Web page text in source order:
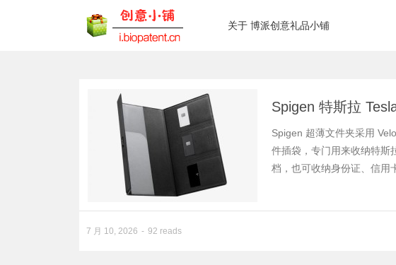
关于 博派创意礼品小铺
Spigen 特斯拉
Spigen 超薄文件夹采用
件插袋，专门用来收纳特斯
档，也可收纳身份证、信用
7 月 10, 2026 92 reads